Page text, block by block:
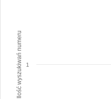
Ilość wyszukiwań numeru 1